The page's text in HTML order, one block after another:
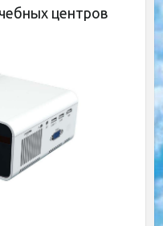
центров